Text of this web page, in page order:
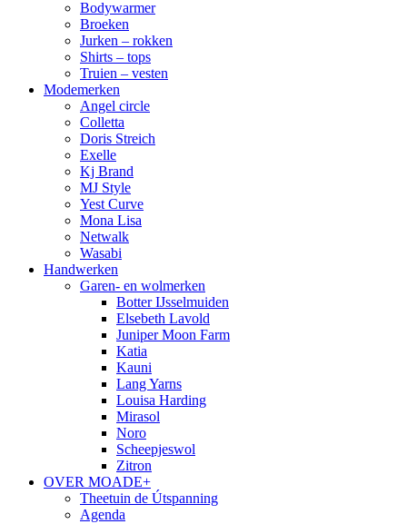
Bodywarmer
Broeken
Jurken – rokken
Shirts – tops
Truien – vesten
Modemerken
Angel circle
Colletta
Doris Streich
Exelle
Kj Brand
MJ Style
Yest Curve
Mona Lisa
Netwalk
Wasabi
Handwerken
Garen- en wolmerken
Botter IJsselmuiden
Elsebeth Lavold
Juniper Moon Farm
Katia
Kauni
Lang Yarns
Louisa Harding
Mirasol
Noro
Scheepjeswol
Zitron
OVER MOADE+
Theetuin de Útspanning
Agenda